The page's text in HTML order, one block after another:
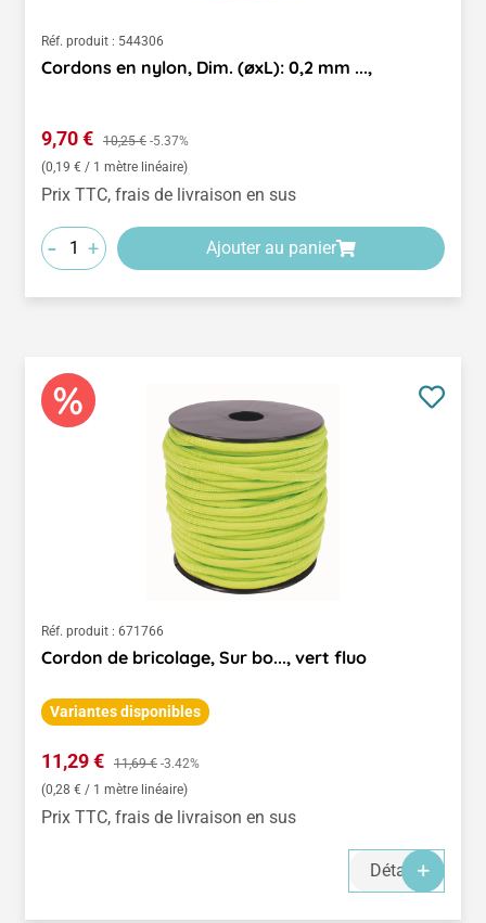
Réf. produit : 544306
Cordons en nylon, Dim. (øxL): 0,2 mm ...,
Prix de vente :
9,70 € Prix régulier :
10,25 € -5.37%
(0,19 € / 1 mètre linéaire)
Prix TTC, frais de livraison en sus
- + Ajouter au panier
Réf. produit : 671766
Cordon de bricolage, Sur bo..., vert fluo
Variantes disponibles
Prix de vente :
11,29 € Prix régulier :
11,69 € -3.42%
(0,28 € / 1 mètre linéaire)
Prix TTC, frais de livraison en sus
Détails